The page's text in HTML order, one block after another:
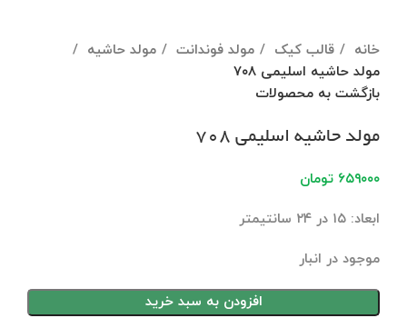
خانه قالب کیک مولد فوندانت
مولد حاشیه
مولد حاشیه اسلیمی ۷۰۸
بازگشت به محصولات
مولد حاشیه اسلیمی ۷۰۸
۶۵۹۰۰۰ تومان
ابعاد: ۱۵ در ۲۴ سانتیمتر
موجود در انبار
افزودن به سبد خرید